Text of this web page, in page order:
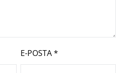
E-POSTA*